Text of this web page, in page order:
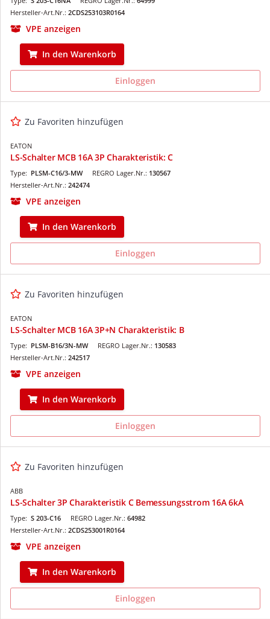
Hersteller-Art.Nr.: 2CDS253103R0164
VPE anzeigen
In den Warenkorb
Einloggen
Zu Favoriten hinzufügen
EATON
LS-Schalter MCB 16A 3P Charakteristik: C
REGRO Lager.Nr.: 130567
Type: PLSM-C16/3-MW
Hersteller-Art.Nr.: 242474
VPE anzeigen
In den Warenkorb
Einloggen
Zu Favoriten hinzufügen
EATON
LS-Schalter MCB 16A 3P+N Charakteristik: B
REGRO Lager.Nr.: 130583
Type: PLSM-B16/3N-MW
Hersteller-Art.Nr.: 242517
VPE anzeigen
In den Warenkorb
Einloggen
Zu Favoriten hinzufügen
ABB
LS-Schalter 3P Charakteristik C Bemessungsstrom 16A 6kA
REGRO Lager.Nr.: 64982
Type: S 203-C16
Hersteller-Art.Nr.: 2CDS253001R0164
VPE anzeigen
In den Warenkorb
Einloggen